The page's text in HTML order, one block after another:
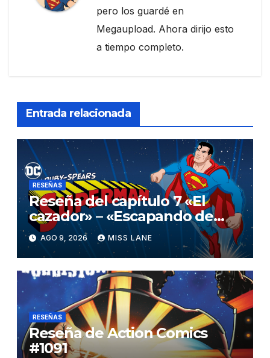
pero los guardé en
Megaupload. Ahora dirijo esto
a tiempo completo.
Entrada relacionada
RESEÑAS
Reseña del capítulo 7 «El
cazador» – «Escapando de
casa» de «Superman»
AGO 9, 2026 MISS LANE
RESEÑAS
Reseña de Action Comics
#1091